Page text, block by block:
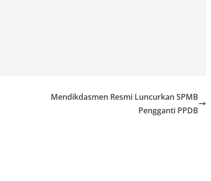
Mendikdasmen Resmi Luncurkan SPMB
Pengganti PPDB